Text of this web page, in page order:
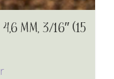
4,6 MM, 3/16″ (15